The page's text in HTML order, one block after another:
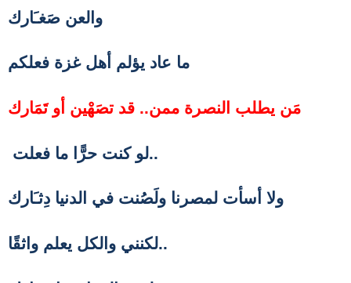
والعن صَغـَارك
ما عاد يؤلم أهل غزة فعلكم
مَن يطلب النصرة ممن.. قد تصَهْين أو تَمَارك
لو كنت حرًّا ما فعلت..
ولا أسأت لمصرنا ولَصُنت في الدنيا دِثـَارك
لكنني والكل يعلم واثقًا..